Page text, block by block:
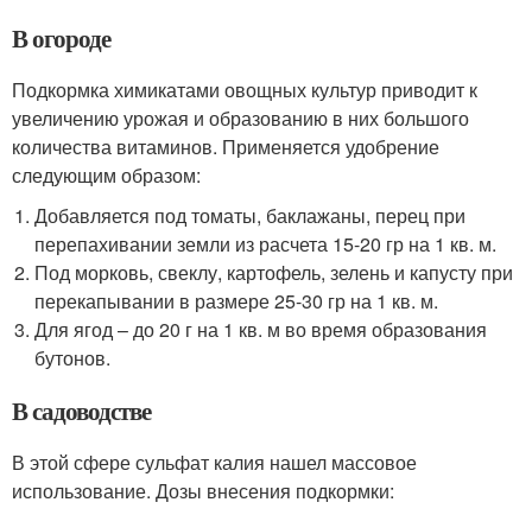
В огороде
Подкормка химикатами овощных культур приводит к
увеличению урожая и образованию в них большого
количества витаминов. Применяется удобрение
следующим образом:
Добавляется под томаты, баклажаны, перец при
перепахивании земли из расчета 15-20 гр на 1 кв. м.
Под морковь, свеклу, картофель, зелень и капусту при
перекапывании в размере 25-30 гр на 1 кв. м.
Для ягод – до 20 г на 1 кв. м во время образования
бутонов.
В садоводстве
В этой сфере сульфат калия нашел массовое
использование. Дозы внесения подкормки: